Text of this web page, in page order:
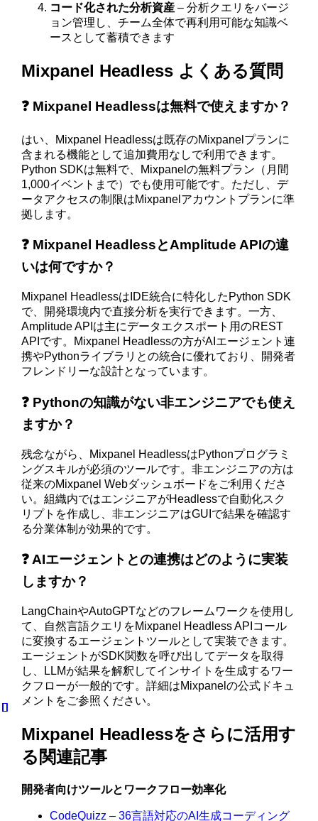
コード化された分析資産 – 分析クエリをバージ
ョン管理し、チーム全体で再利用可能な知識ベ
ースとして蓄積できます
Mixpanel Headless よくある質問
❓ Mixpanel Headlessは無料で使えますか？
はい、Mixpanel Headlessは既存のMixpanelプランに
含まれる機能として追加費用なしで利用できます。
Python SDKは無料で、Mixpanelの無料プラン（月間
1,000イベントまで）でも使用可能です。ただし、デ
ータアクセスの制限はMixpanelアカウントプランに準
拠します。
❓ Mixpanel HeadlessとAmplitude APIの違
いは何ですか？
Mixpanel HeadlessはIDE統合に特化したPython SDK
で、開発環境内で直接分析を実行できます。一方、
Amplitude APIは主にデータエクスポート用のREST
APIです。Mixpanel Headlessの方がAIエージェント連
携やPythonライブラリとの統合に優れており、開発者
フレンドリーな設計となっています。
❓ Pythonの知識がない非エンジニアでも使え
ますか？
残念ながら、Mixpanel HeadlessはPythonプログラミ
ングスキルが必須のツールです。非エンジニアの方は
従来のMixpanel Webダッシュボードをご利用くださ
い。組織内ではエンジニアがHeadlessで自動化スク
リプトを作成し、非エンジニアはGUIで結果を確認す
る分業体制が効果的です。
❓ AIエージェントとの連携はどのように実装
しますか？
LangChainやAutoGPTなどのフレームワークを使用し
て、自然言語クエリをMixpanel Headless APIコール
に変換するエージェントツールとして実装できます。
エージェントがSDK関数を呼び出してデータを取得
し、LLMが結果を解釈してインサイトを生成するワー
クフローが一般的です。詳細はMixpanelの公式ドキュ
メントをご参照ください。
Mixpanel Headlessをさらに活用す
る関連記事
開発者向けツールとワークフロー効率化
CodeQuizz – 36言語対応のAI生成コーディング